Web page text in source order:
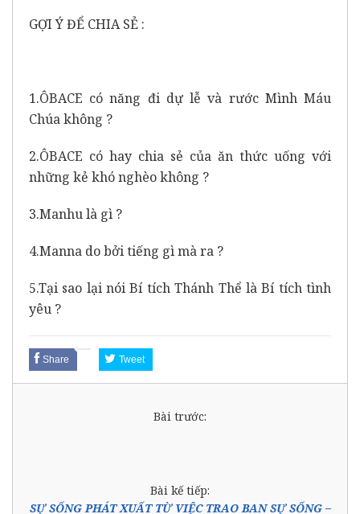
GỢI Ý ĐỂ CHIA SẺ :
1.ÔBACE có năng đi dự lễ và rước Mình Máu
Chúa không ?
2.ÔBACE có hay chia sẻ của ăn thức uống với
những kẻ khó nghèo không ?
3.Manhu là gì ?
4.Manna do bởi tiếng gì mà ra ?
5.Tại sao lại nói Bí tích Thánh Thể là Bí tích tình
yêu ?
Share Tweet
Bài trước:
Bài kế tiếp:
SỰ SỐNG PHÁT XUẤT TỪ VIỆC TRAO BAN SỰ SỐNG –